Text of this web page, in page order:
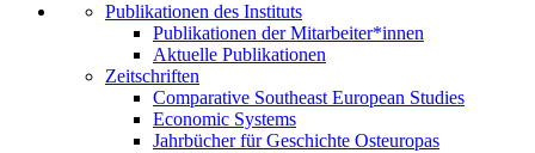
Publikationen des Instituts
Publikationen der Mitarbeiter*innen
Aktuelle Publikationen
Zeitschriften
Comparative Southeast European Studies
Economic Systems
Jahrbücher für Geschichte Osteuropas